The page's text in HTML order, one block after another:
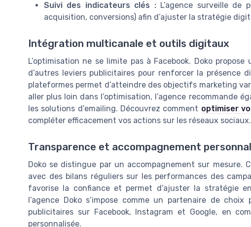
Suivi des indicateurs clés :L’agence surveille de
acquisition, conversions) afin d’ajuster la stratégie
Intégration multicanale et outils digitaux
L’optimisation ne se limite pas à Facebook. Doko
d’autres leviers publicitaires pour renforcer la présence
plateformes permet d’atteindre des objectifs marketing
aller plus loin dans l’optimisation, l’agence recommande
les solutions d’emailing. Découvrez comment optimiser
compléter efficacement vos actions sur les réseaux sociaux.
Transparence et accompagnement
Doko se distingue par un accompagnement sur mesure.
avec des bilans réguliers sur les performances des
favorise la confiance et permet d’ajuster la stratégie
l’agence Doko s’impose comme un partenaire de
publicitaires sur Facebook, Instagram et Google, en
personnalisée.